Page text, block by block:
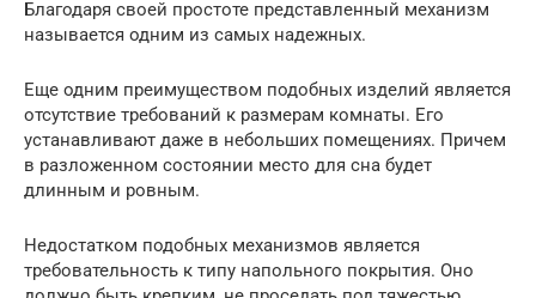
Благодаря своей простоте представленный механизм
называется одним из самых надежных.
Еще одним преимуществом подобных изделий является
отсутствие требований к размерам комнаты. Его
устанавливают даже в небольших помещениях. Причем
в разложенном состоянии место для сна будет
длинным и ровным.
Недостатком подобных механизмов является
требовательность к типу напольного покрытия. Оно